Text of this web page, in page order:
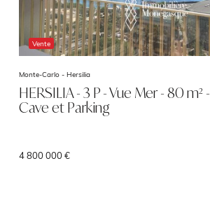
Vente
Monte-Carlo - Hersilia
HERSILIA - 3 P - Vue Mer - 80 m² -
Cave et Parking
4 800 000 €